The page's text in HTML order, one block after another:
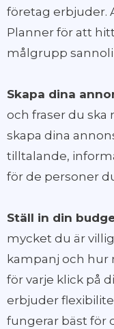
företag erbjuder.
Planner för att
målgrupp
Skapa dina
och fraser du ska
skapa dina
tilltalande,
för de personer
Ställ in din
mycket du är
kampanj och hur
för varje klick på
erbjuder
fungerar bäst för